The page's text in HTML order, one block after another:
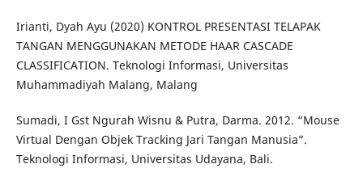
Irianti, Dyah Ayu (2020) KONTROL PRESENTASI TELAPAK
TANGAN MENGGUNAKAN METODE HAAR CASCADE
CLASSIFICATION. Teknologi Informasi, Universitas
Muhammadiyah Malang, Malang
Sumadi, I Gst Ngurah Wisnu & Putra, Darma. 2012. “Mouse
Virtual Dengan Objek Tracking Jari Tangan Manusia”.
Teknologi Informasi, Universitas Udayana, Bali.